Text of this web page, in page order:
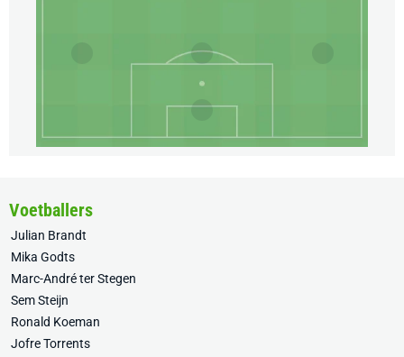
Voetballers
Julian Brandt
Mika Godts
Marc-André ter Stegen
Sem Steijn
Ronald Koeman
Jofre Torrents